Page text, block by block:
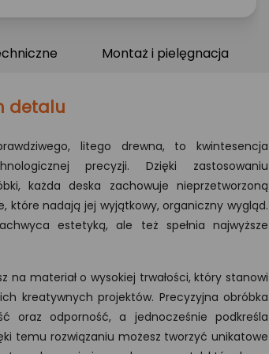
Montaż i pielęgnacja
detalu
litego drewna, to kwintesencja
precyzji. Dzięki zastosowaniu
każda deska zachowuje nieprzetworzoną
które nadają jej wyjątkowy, organiczny wygląd.
estetyką, ale też spełnia najwyższe
na materiał o wysokiej trwałości, który stanowi
kreatywnych projektów. Precyzyjna obróbka
oraz odporność, a jednocześnie podkreśla
temu rozwiązaniu możesz tworzyć unikatowe